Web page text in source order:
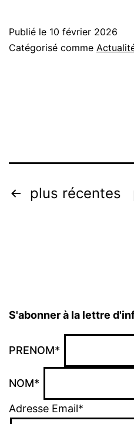
Publié le 10 février 2026
Catégorisé comme
Pagination
plus récentes
S'abonner à la lettre
PRENOM*
NOM*
Adresse Email*